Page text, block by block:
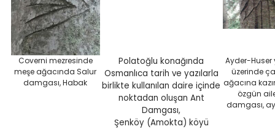
Coverni mezresinde
meşe ağacında Salur
damgası, Habak
Polatoğlu konağında
Osmanlıca tarih ve yazılarla
birlikte kullanılan daire içinde
noktadan oluşan Ant
Damgası,
Şenköy (Amokta) köyü
Ayder-Huser
üzerinde
ağacına
özgün
damgası,